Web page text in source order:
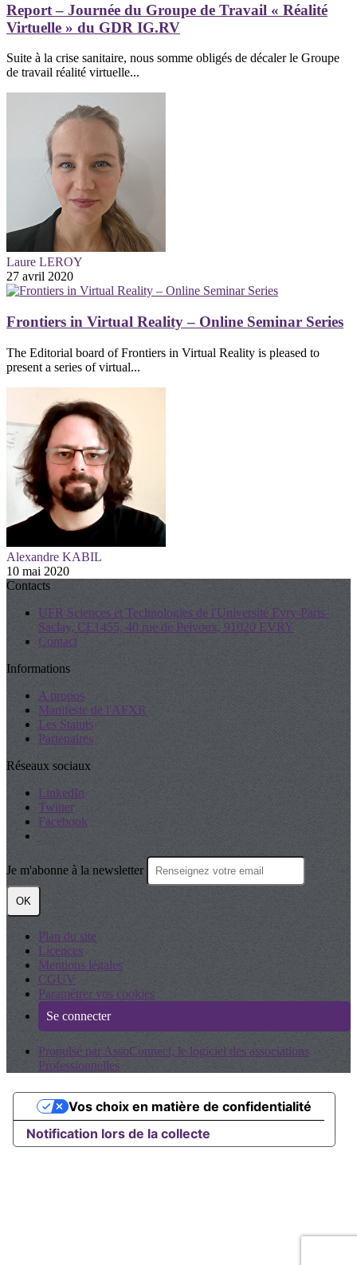
Report – Journée du Groupe de Travail « Réalité
Virtuelle » du GDR IG.RV
Suite à la crise sanitaire, nous somme obligés de décaler le Groupe
de travail réalité virtuelle...
Laure LEROY
27 avril 2020
Frontiers in Virtual Reality – Online Seminar Series
The Editorial board of Frontiers in Virtual Reality is pleased to
present a series of virtual...
Alexandre KABIL
10 mai 2020
Contacts
UFR Sciences et Technologies de l'Université Evry-Paris-
Saclay, CE1455, 40 rue de Pelvoux, 91020 EVRY
Contact
Informations
A propos
Manifeste de l'AFXR
Les Statuts
Partenaires
Réseaux sociaux
LinkedIn
Twitter
Facebook
Je m'abonne à la newsletter
OK
Plan du site
Licences
Mentions légales
CGUV
Paramétrer vos cookies
Se connecter
Propulsé par AssoConnect, le logiciel des associations
Professionnelles
Notification lors de la collecte
Vos choix en matière de confidentialité